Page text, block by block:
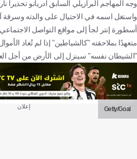
وجه المهاجم البرازيلي السابق أدريانو
واستغل اسمه في الاحتيال على والدته وسرقة
أسطورة إنتر لجأ إلى مواقع التواصل
"الشيطان نفسه" سينزل إلى الأرض من أجل
Getty/Goal إعلان